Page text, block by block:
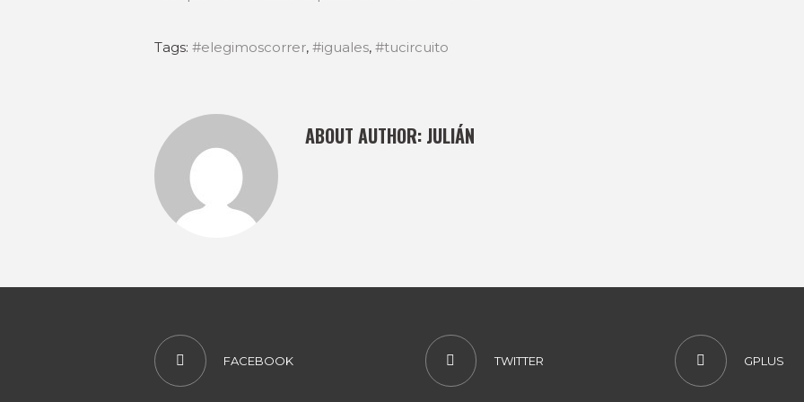
Tags: #elegimoscorrer, #iguales, #tucircuito
ABOUT AUTHOR: JULIÁN
FACEBOOK TWITTER GPLUS